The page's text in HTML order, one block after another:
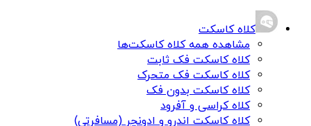
کلاه کاسکت
مشاهده همه کلاه کاسکت‌ها
کلاه کاسکت فک ثابت
کلاه کاسکت فک متحرک
کلاه کاسکت بدون فک
کلاه کراسی و آفرود
کلاه کاسکت اندرو و ادونچر (مسافرتی)